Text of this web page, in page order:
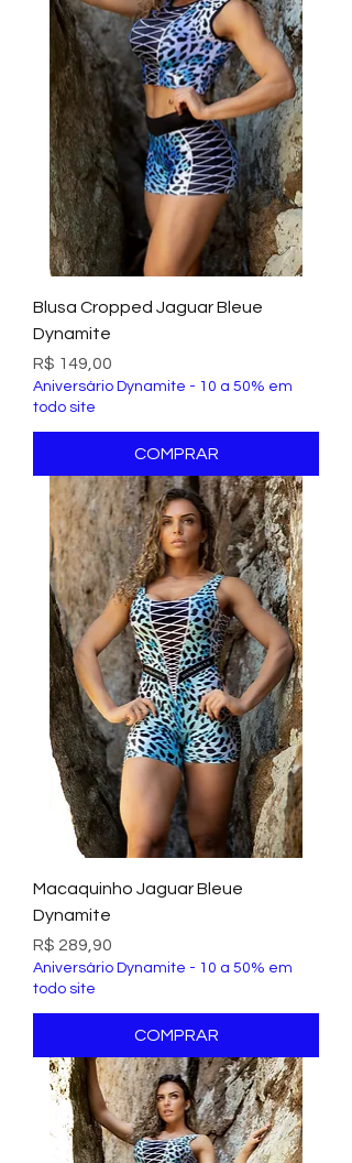
Blusa Cropped Jaguar Bleue
Dynamite
Preço
R$ 149,00
Aniversário Dynamite - 10 a 50% em
todo site
COMPRAR
Macaquinho Jaguar Bleue
Dynamite
Preço
R$ 289,90
Aniversário Dynamite - 10 a 50% em
todo site
COMPRAR